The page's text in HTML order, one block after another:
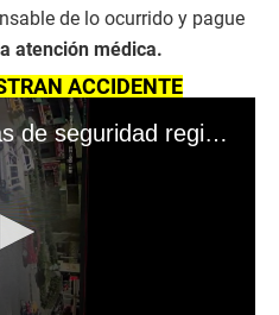
de lo ocurrido y pague
atención médica.
ACCIDENTE
CORREO | Cámaras de seguridad registran grave atropello a septuagenario en Arequipa